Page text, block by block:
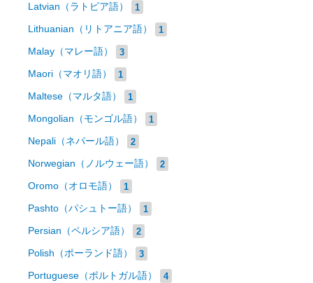
Latvian（ラトビア語） 1
Lithuanian（リトアニア語） 1
Malay（マレー語） 3
Maori（マオリ語） 1
Maltese（マルタ語） 1
Mongolian（モンゴル語） 1
Nepali（ネパール語） 2
Norwegian（ノルウェー語） 2
Oromo（オロモ語） 1
Pashto（パシュトー語） 1
Persian（ペルシア語） 2
Polish（ポーランド語） 3
Portuguese（ポルトガル語） 4